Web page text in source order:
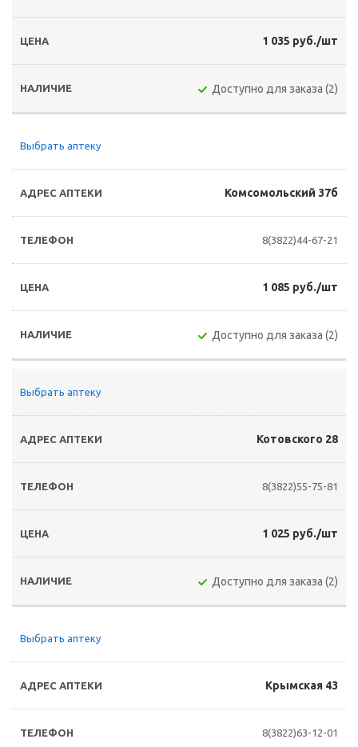
1 035 руб./шт
Доступно для заказа (2)
Выбрать аптеку
Комсомольский 37б
8(3822)44-67-21
1 085 руб./шт
Доступно для заказа (2)
Выбрать аптеку
Котовского 28
8(3822)55-75-81
1 025 руб./шт
Доступно для заказа (2)
Выбрать аптеку
Крымская 43
8(3822)63-12-01